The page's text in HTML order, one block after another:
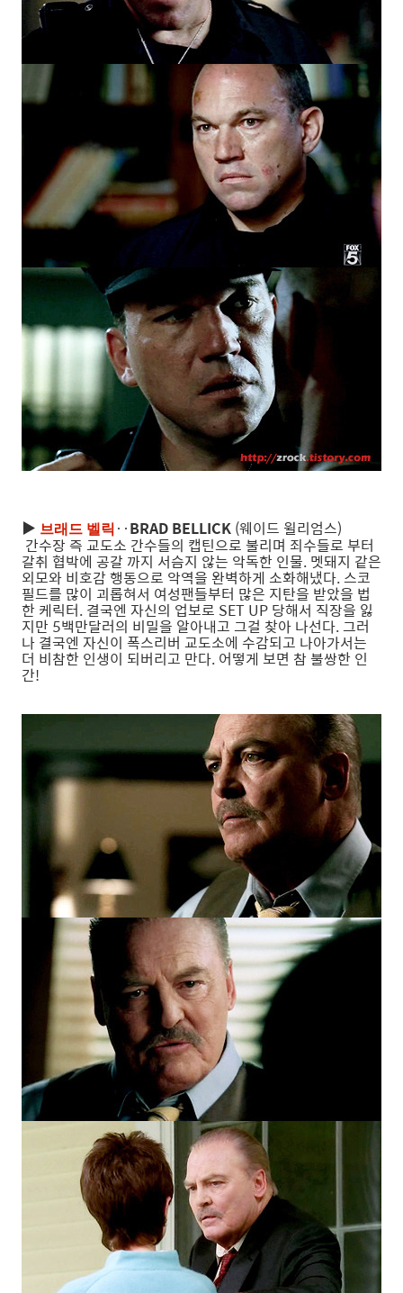
▶ 브래드 벨릭 ‥BRAD BELLICK (웨이드 윌리엄스)
간수장 즉 교도소 간수들의 캡틴으로 불리며 죄수들로 부터
갈취 협박에 공갈 까지 서슴지 않는 악독한 인물. 멧돼지 같은
외모와 비호감 행동으로 악역을 완벽하게 소화해냈다. 스코
필드를 많이 괴롭혀서 여성팬들부터 많은 지탄을 받았을 법
한 케릭터. 결국엔 자신의 업보로 SET UP 당해서 직장을 잃
지만 5백만달러의 비밀을 알아내고 그걸 찾아 나선다. 그러
나 결국엔 자신이 폭스리버 교도소에 수감되고 나아가서는
더 비참한 인생이 되버리고 만다. 어떻게 보면 참 불쌍한 인
간!